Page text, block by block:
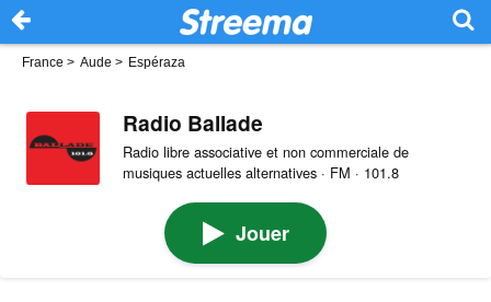
France > Aude > Espéraza
Radio Ballade
Radio libre associative et non commerciale de
musiques actuelles alternatives · FM · 101.8
Jouer